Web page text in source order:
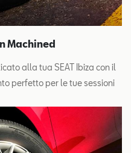
Machined
alla tua SEAT Ibiza con il
perfetto per le tue sessioni